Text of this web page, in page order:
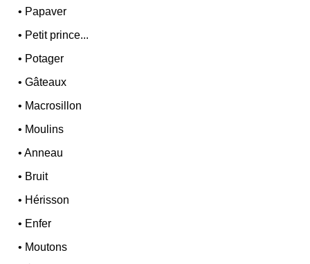
• Papaver
• Petit prince...
• Potager
•Gâteaux
• Macrosillon
• Moulins
•Anneau
• Bruit
• Hérisson
• Enfer
• Moutons